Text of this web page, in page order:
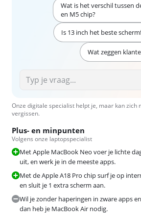
Wat is het verschil tussen
en M5 chip?
Is 13 inch het beste
Wat zeggen
Onze digitale specialist helpt je, maar kan zich
vergissen.
Plus- en minpunten
Volgens onze laptopspecialist
Met Apple MacBook Neo voer je lichte
uit, en werk je in de meeste apps.
Met de Apple A18 Pro chip surf je op
en sluit je 1 extra scherm aan.
Wil je zonder haperingen in zware apps
dan heb je MacBook Air nodig.